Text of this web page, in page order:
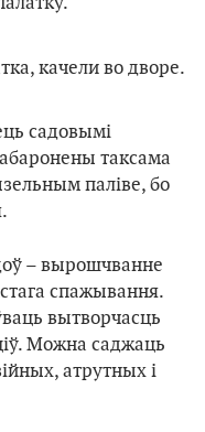
садовымі
таксама
паліве, бо
– вырошчванне
спажывання.
вытворчасць
Можна саджаць
атрутных і